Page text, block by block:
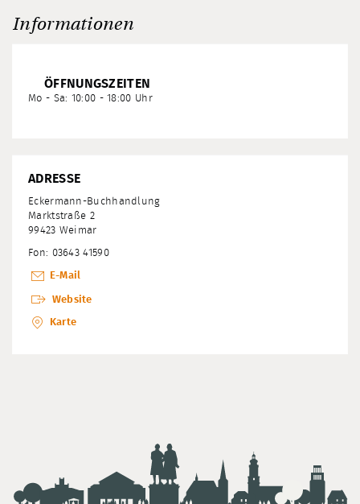
Informationen
ÖFFNUNGSZEITEN
Mo - Sa: 10:00 - 18:00 Uhr
ADRESSE
Eckermann-Buchhandlung
Marktstraße 2
99423 Weimar
Fon: 03643 41590
E-Mail
Website
Karte